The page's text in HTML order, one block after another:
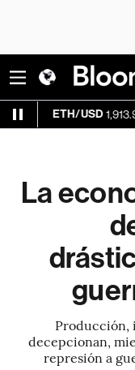
1,913.92 -0.31%
La
Producción,
decepcionan,
represión a